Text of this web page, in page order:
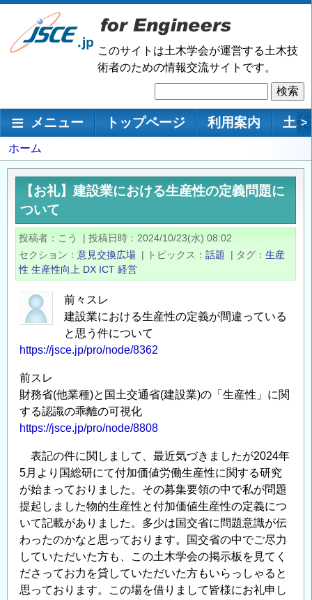
メ
ン
移
このサイトは土木学会が運営する土木技
術者のための情報交流サイトです。
索
メインナビゲーション
メニュー トップページ 利用案内 土 >
パ
ン
ず
ホーム
【お礼】建設業における生産性の定義問題に
ついて
投稿者 こう | 投稿日時
2024/10/23(水) 08:02
セクション
意見交換広場 | トピックス 話題 | タグ
生産
性 生産性向上 DX ICT 経営
前々スレ
建設業における生産性の定義が間違っている
と思う件について
https://jsce.jp/pro/node/8362
前スレ
財務省(他業種)と国土交通省(建設業)の「生産性」に関
する認識の乖離の可視化
https://jsce.jp/pro/node/8808
表記の件に関しまして、最近気づきましたが2024年
5月より国総研にて付加価値労働生産性に関する研究
が始まっておりました。その募集要領の中で私が問題
提起しました物的生産性と付加価値生産性の定義につ
いて記載がありました。多少は国交省に問題意識が伝
わったのかなと思っております。国交省の中でご尽力
していただいた方も、この土木学会の掲示板を見てく
ださってお力を貸していただいた方もいらっしゃると
思っております。この場を借りまして皆様にお礼申し